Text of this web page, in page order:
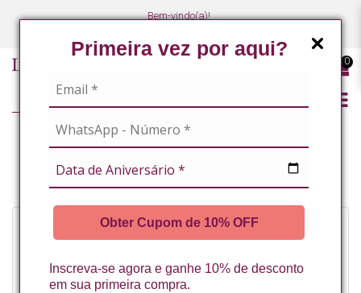
Primeira vez por aqui?
Obter Cupom de 10% OFF
Inscreva-se agora e ganhe 10% de desconto
em sua primeira compra.
Bem-vindo(a)!
0